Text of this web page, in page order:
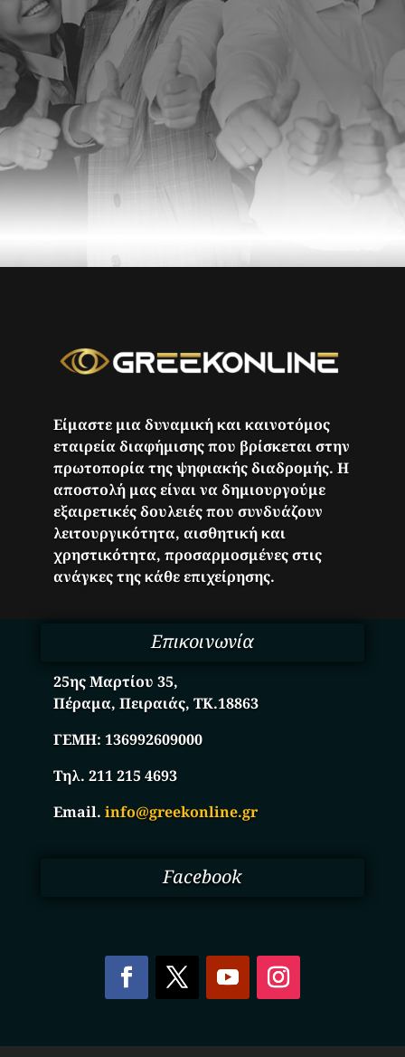
Είμαστε μια δυναμική και καινοτόμος
εταιρεία διαφήμισης που βρίσκεται στην
πρωτοπορία της ψηφιακής διαδρομής. Η
αποστολή μας είναι να δημιουργούμε
εξαιρετικές δουλειές που συνδυάζουν
λειτουργικότητα, αισθητική και
χρηστικότητα, προσαρμοσμένες στις
ανάγκες της κάθε επιχείρησης.
Επικοινωνία
25ης Μαρτίου 35,
Πέραμα, Πειραιάς, ΤΚ.18863
ΓΕΜΗ:136992609000
Τηλ. 211 215 4693
Email.info@greekonline.gr
Facebook